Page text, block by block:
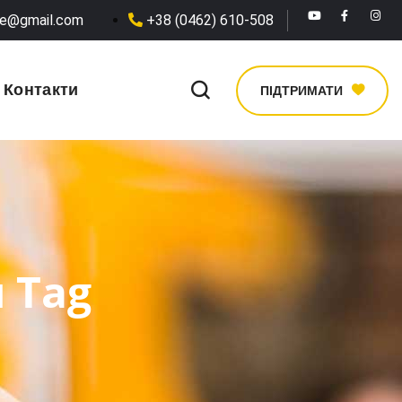
+38 (0462) 610-508
Контакти ПІДТРИМАТИ